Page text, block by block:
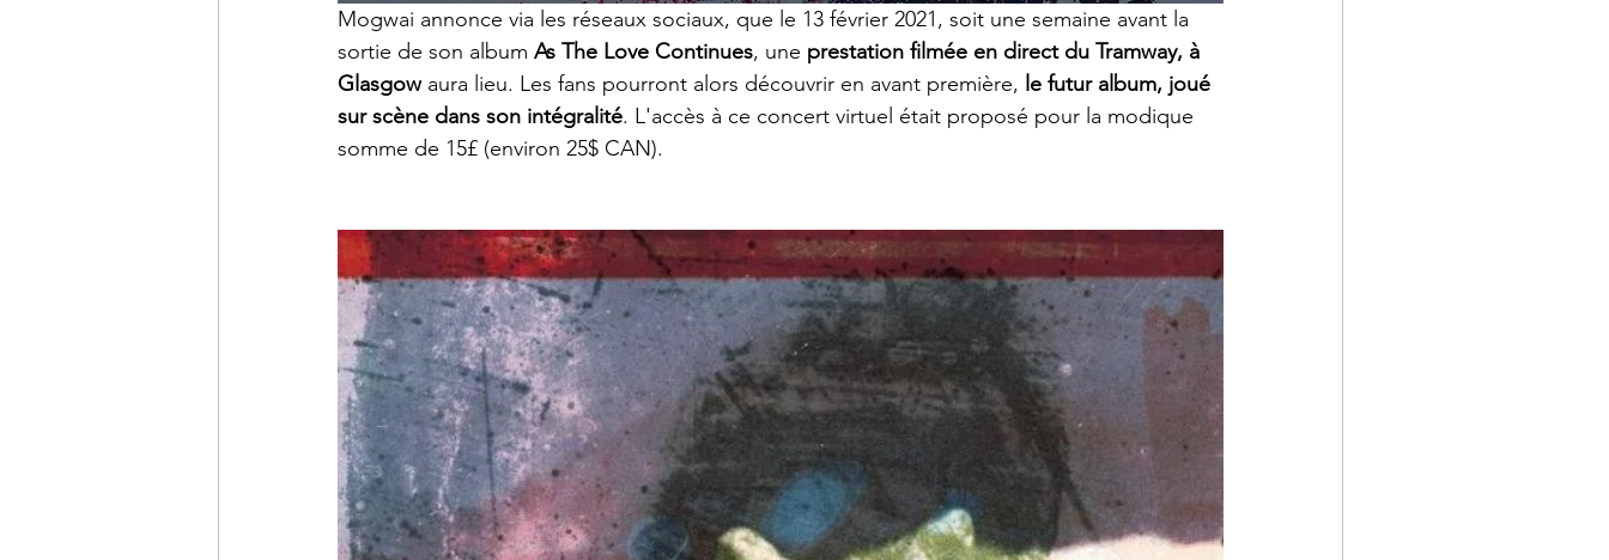
Mogwai annonce via les réseaux sociaux, que le 13 février 2021, soit une semaine avant la
sortie de son album As The Love Continues, une prestation filmée en direct du Tramway, à
Glasgow aura lieu. Les fans pourront alors découvrir en avant première, le futur album, joué
sur scène dans son intégralité. L'accès à ce concert virtuel était proposé pour la modique
somme de 15£ (environ 25$ CAN).